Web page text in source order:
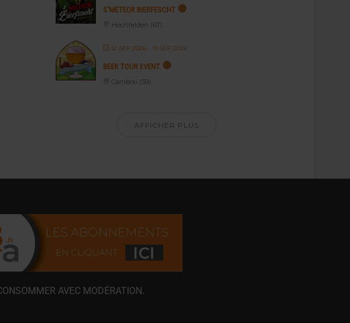
S’METEOR BIERFESCHT
Hochfelden (67)
12 SEP 2026 - 13 SEP 2026
BEER TOUR EVENT
Cambrai (59)
AFFICHER PLUS
AVEC MODÉRATION.